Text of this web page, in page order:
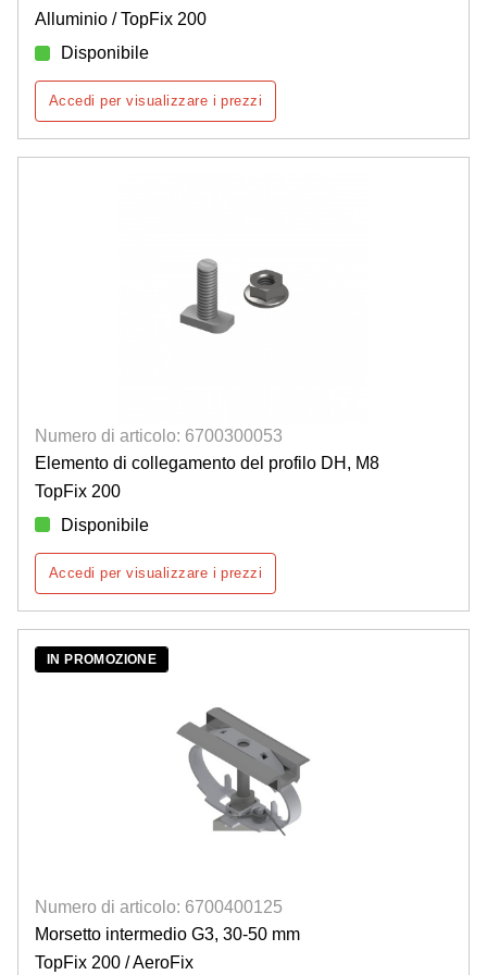
Alluminio / TopFix 200
Disponibile
Accedi per visualizzare i prezzi
Numero di articolo: 6700300053
Elemento di collegamento del profilo DH, M8
TopFix 200
Disponibile
Accedi per visualizzare i prezzi
IN PROMOZIONE
Numero di articolo: 6700400125
Morsetto intermedio G3, 30-50 mm
TopFix 200 / AeroFix